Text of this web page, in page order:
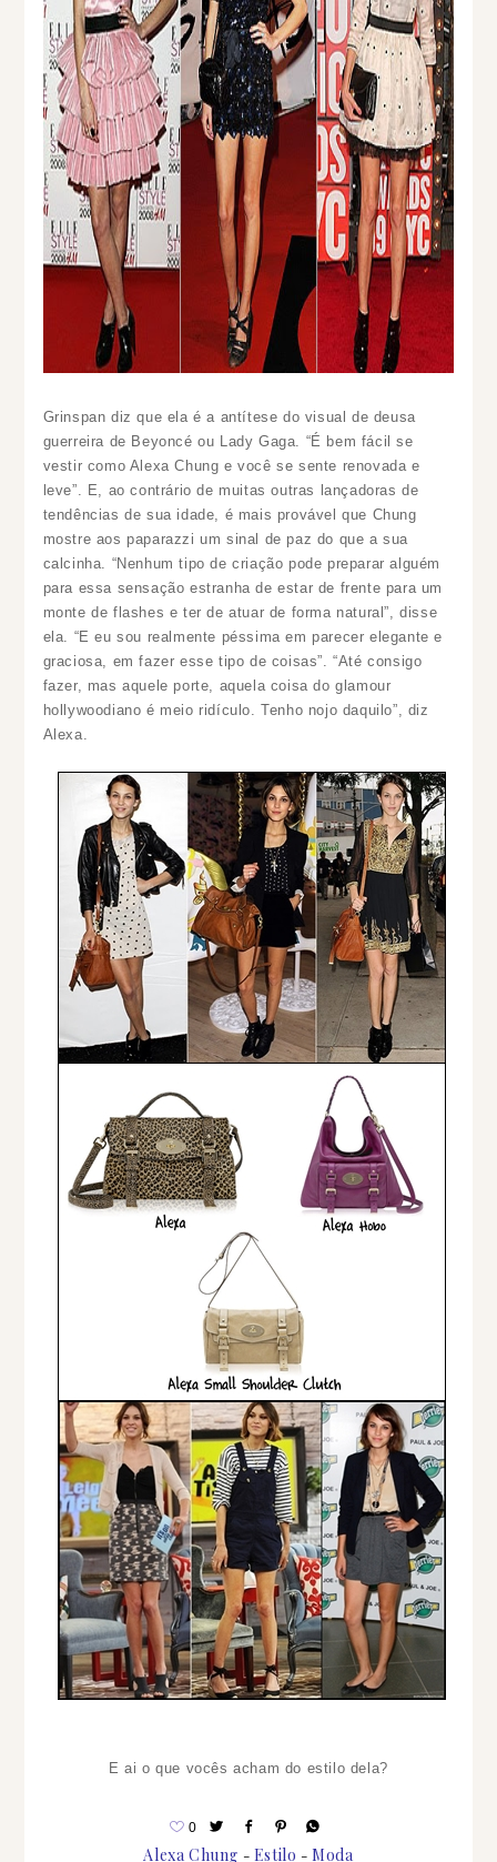
Grinspan diz que ela é a antítese do visual de deusa
guerreira de Beyoncé ou Lady Gaga. “É bem fácil se
vestir como Alexa Chung e você se sente renovada e
leve”. E, ao contrário de muitas outras lançadoras de
tendências de sua idade, é mais provável que Chung
mostre aos paparazzi um sinal de paz do que a sua
calcinha. “Nenhum tipo de criação pode preparar alguém
para essa sensação estranha de estar de frente para um
monte de flashes e ter de atuar de forma natural”, disse
ela. “E eu sou realmente péssima em parecer elegante e
graciosa, em fazer esse tipo de coisas”. “Até consigo
fazer, mas aquele porte, aquela coisa do glamour
hollywoodiano é meio ridículo. Tenho nojo daquilo”, diz
Alexa.
E ai o que vocês acham do estilo dela?
0
Alexa Chung Estilo Moda